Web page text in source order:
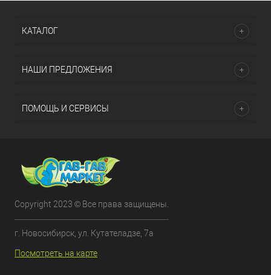
КАТАЛОГ
НАШИ ПРЕДЛОЖЕНИЯ
ПОМОЩЬ И СЕРВИСЫ
Copyright 2023 © Все права защищены.
г. Новосибирск, ул. Кутателадзе, 7а
Посмотреть на карте